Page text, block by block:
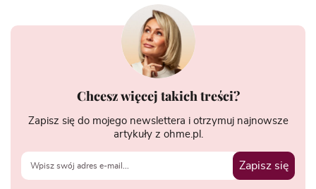
Chcesz więcej takich treści?
Zapisz się do mojego newslettera i otrzymuj najnowsze
artykuły z ohme.pl.
Zapisz się